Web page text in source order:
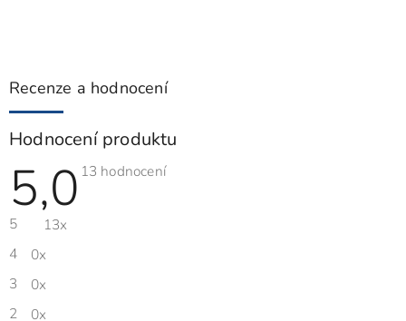
Recenze a hodnocení
Hodnocení produktu
5,0 Průměrné
13 hodnocení
5
13x
4
0x
3
0x
2
0x